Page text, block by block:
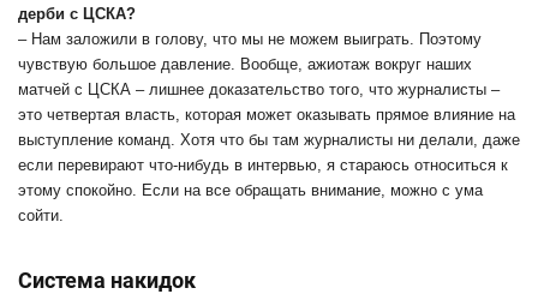
дерби с ЦСКА?
– Нам заложили в голову, что мы не можем выиграть. Поэтому
чувствую большое давление. Вообще, ажиотаж вокруг наших
матчей с ЦСКА – лишнее доказательство того, что журналисты –
это четвертая власть, которая может оказывать прямое влияние на
выступление команд. Хотя что бы там журналисты ни делали, даже
если перевирают что-нибудь в интервью, я стараюсь относиться к
этому спокойно. Если на все обращать внимание, можно с ума
сойти.
Система накидок